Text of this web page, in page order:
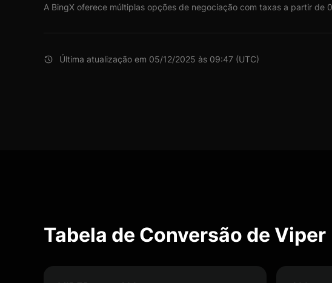
A BingX oferece múltiplas opções de negociação com taxas a partir de
Última atualização em 05/12/2025 às 09:47 (UTC)
Tabela de Conversão de Viper